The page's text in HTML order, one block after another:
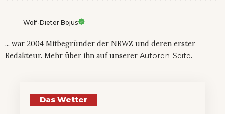
Wolf-Dieter Bojus
... war 2004 Mitbegründer der NRWZ und deren erster
Redakteur. Mehr über ihn auf unserer Autoren-Seite.
Das Wetter